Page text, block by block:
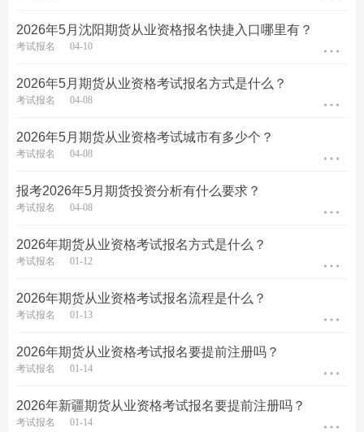
★注意：期货从业资格考试和
考试的条
（二） 满足集体报名条件
（1）所在的法人单位具备期货集体报名资质。不确定
自己所在单位是否可以报名的，可以提前进行咨询了
解。
体账号，由集体统一组织实施考生注册、为考生报
名、付款等环节。
（3）对于报名人数众多的集体单位，可以通知考生在
报名网站以个人方式报名，然后将考生的登录帐号及
登录密码等个人信息上报给集体单位，由集体单位将
账号迁入集体帐户内，统一管理即可。
期货从业资格考试集体报名入口
2026年5月沈阳期货从业资格报名快捷入口哪里有？
考试报名 04-10
2026年5月期货从业资格考试报名方式是什么？
考试报名 04-08
2026年5月期货从业资格考试城市有多少个？
考试报名 04-08
报考2026年5月期货投资分析有什么要求？
考试报名 04-08
2026年期货从业资格考试报名方式是什么？
考试报名 01-12
2026年期货从业资格考试报名流程是什么？
考试报名 01-13
2026年期货从业资格考试报名要提前注册吗？
考试报名 01-14
2026年新疆期货从业资格考试报名要提前注册吗？
考试报名 01-14